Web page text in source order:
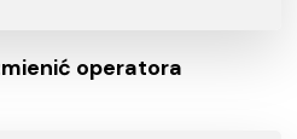
operatora